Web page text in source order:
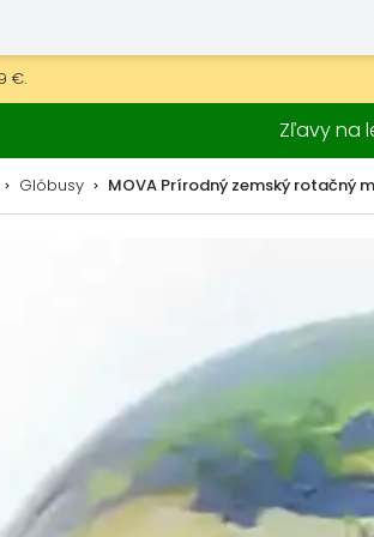
€.
a dekorácie.
Zľavy na
Glóbusy MOVA Prírodný zemský rotačný